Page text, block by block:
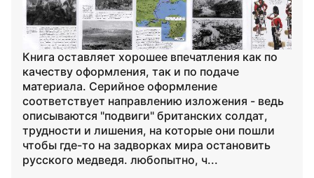
Книга оставляет хорошее впечатления как по
качеству оформления, так и по подаче
материала. Серийное оформление
соответствует направлению изложения - ведь
описываются "подвиги" британских солдат,
трудности и лишения, на которые они пошли
чтобы где-то на задворках мира остановить
русского медведя. любопытно, ч...